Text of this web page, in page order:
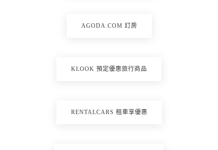
AGODA.COM 訂房
KLOOK 預定優惠旅行商品
RENTALCARS 租車享優惠